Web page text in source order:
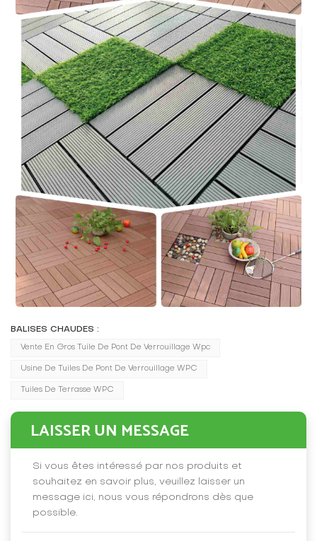
BALISES CHAUDES :
Vente En Gros Tuile De Pont De Verrouillage Wpc
Usine De Tuiles De Pont De Verrouillage WPC
Tuiles De Terrasse WPC
LAISSER UN MESSAGE
Si vous êtes intéressé par nos produits et
souhaitez en savoir plus, veuillez laisser un
message ici, nous vous répondrons dès que
possible.